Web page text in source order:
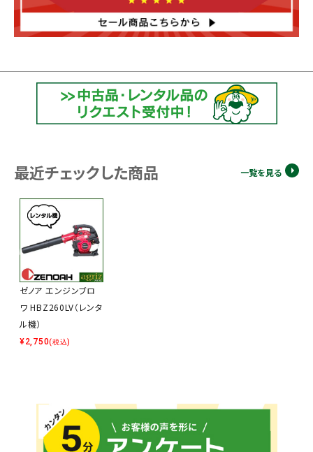
最近チェックした商品 一覧を見る
ゼノア エンジンブロ
ワ HBZ260LV（レンタ
ル機）
¥2,750(税込)